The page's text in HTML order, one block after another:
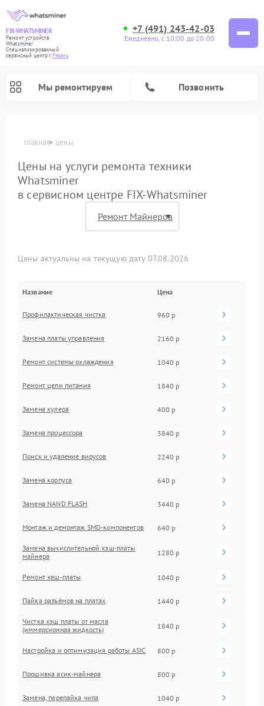
FIX-WHATSMINER
Ремонт устройств
Whatsminer
Специализированный
cервисный центр г.Рязань
+7 (491) 243-42-03
Ежедневно, с 10:00 до 20:00
Мы ремонтируем Позвонить
главная цены
Цены на услуги ремонта техники
Whatsminer
в сервисном центре FIX-Whatsminer
Цены актуальны на текущую дату 07.08.2026
Название Цена
Профилактическая чистка 960 р
Замена платы управления 2160 р
Ремонт системы охлаждения 1040 р
Ремонт цепи питания 1840 р
Замена кулера 400 р
Замена процессора 3840 р
Поиск и удаление вирусов 2240 р
Замена корпуса 640 р
Замена NAND FLASH 3440 р
Монтаж и демонтаж SMD-компонентов 640 р
Замена вычислительной хэш-платы
майнера
1280 р
Ремонт хеш-платы 1040 р
Пайка разъёмов на платах 1440 р
Чистка хэш платы от масла
(иммерсионная жидкость)
1840 р
Настройка и оптимизация работы ASIC 800 р
Прошивка асик-майнера 800 р
Замена, перепайка чипа 1040 р